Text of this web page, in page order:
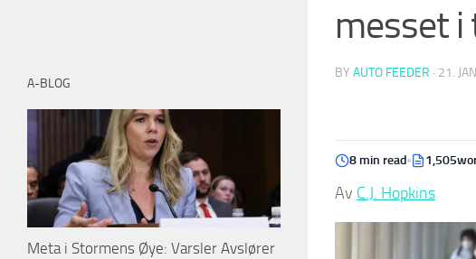
messet i
BY AUTO FEEDER · 21.
8 min read
Av C.J. Hopkins
A-BLOG
Meta i Stormens Øye: Varsler Avslører